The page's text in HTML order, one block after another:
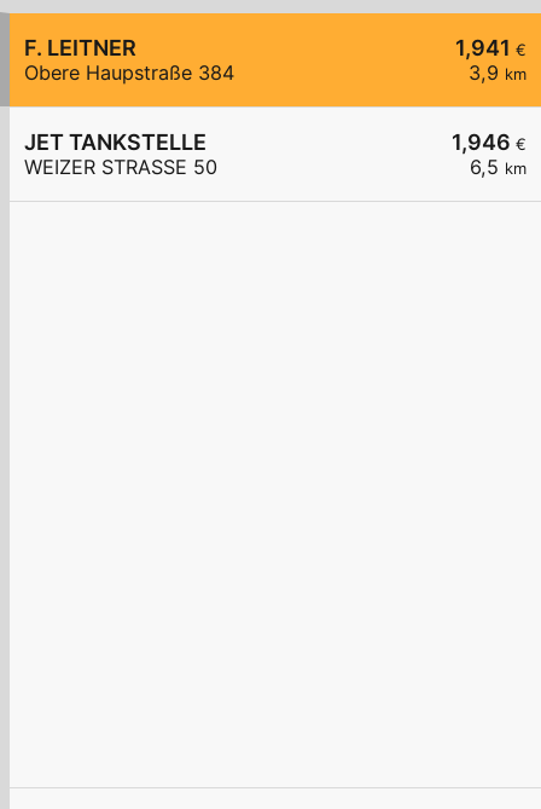
1,941 €
3,9 km
F. LEITNER
Obere Haupstraße 384
1,946 €
6,5 km
JET TANKSTELLE
WEIZER STRASSE 50